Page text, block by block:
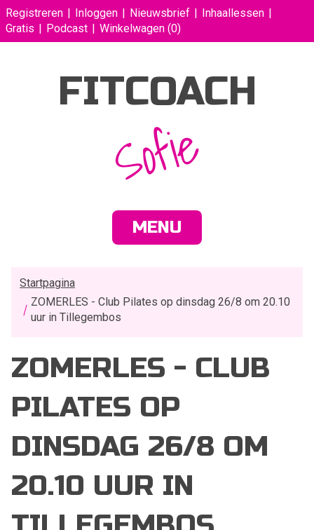
Registreren Inloggen Nieuwsbrief
Inhaallessen
Gratis
Podcast Winkelwagen (0)
FITCOACH
Sofie
MENU
Startpagina
ZOMERLES - Club Pilates op dinsdag 26/8 om 20.10
uur in Tillegembos
ZOMERLES - CLUB
PILATES OP
DINSDAG 26/8 OM
20.10 UUR IN